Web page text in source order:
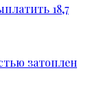
18,7
затоплен